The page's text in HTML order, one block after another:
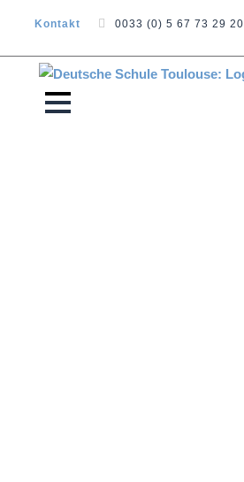
Kontakt 0033 (0) 5 67 73 29 20